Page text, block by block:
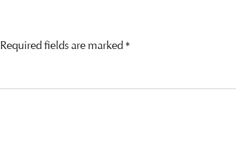
Required fields are marked*